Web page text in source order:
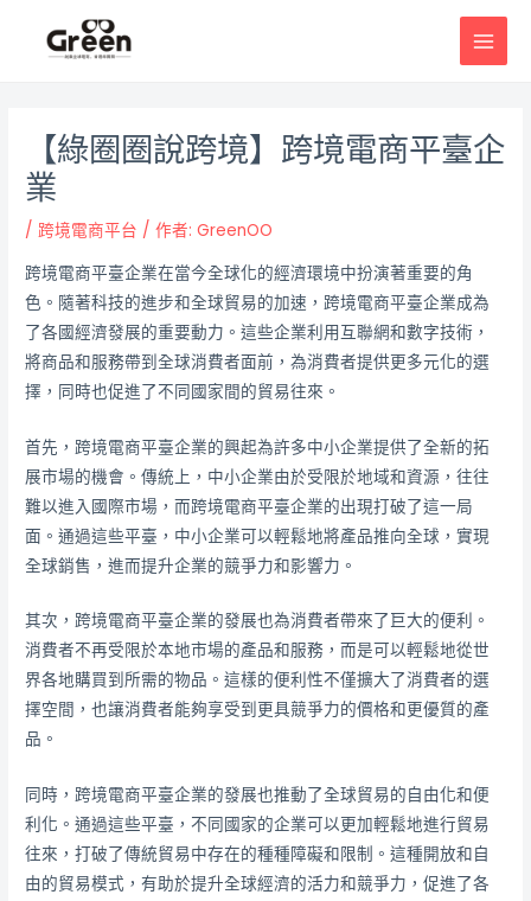
【綠圈圈說跨境】跨境電商平臺企
業
/跨境電商平台 / 作者:GreenOO
跨境電商平臺企業在當今全球化的經濟環境中扮演著重要的角
色。隨著科技的進步和全球貿易的加速，跨境電商平臺企業成為
了各國經濟發展的重要動力。這些企業利用互聯網和數字技術，
將商品和服務帶到全球消費者面前，為消費者提供更多元化的選
擇，同時也促進了不同國家間的貿易往來。
首先，跨境電商平臺企業的興起為許多中小企業提供了全新的拓
展市場的機會。傳統上，中小企業由於受限於地域和資源，往往
難以進入國際市場，而跨境電商平臺企業的出現打破了這一局
面。通過這些平臺，中小企業可以輕鬆地將產品推向全球，實現
全球銷售，進而提升企業的競爭力和影響力。
其次，跨境電商平臺企業的發展也為消費者帶來了巨大的便利。
消費者不再受限於本地市場的產品和服務，而是可以輕鬆地從世
界各地購買到所需的物品。這樣的便利性不僅擴大了消費者的選
擇空間，也讓消費者能夠享受到更具競爭力的價格和更優質的產
品。
同時，跨境電商平臺企業的發展也推動了全球貿易的自由化和便
利化。通過這些平臺，不同國家的企業可以更加輕鬆地進行貿易
往來，打破了傳統貿易中存在的種種障礙和限制。這種開放和自
由的貿易模式，有助於提升全球經濟的活力和競爭力，促進了各